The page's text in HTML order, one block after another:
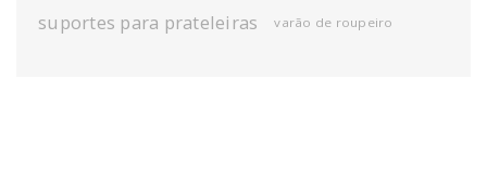
suportes para prateleiras varão de roupeiro